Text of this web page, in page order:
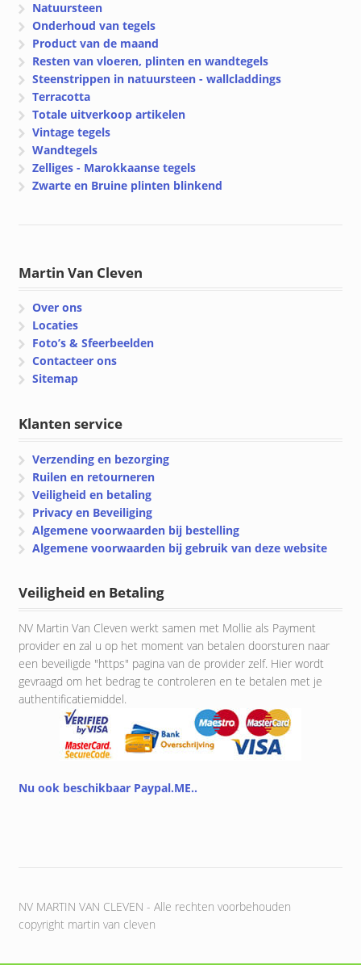
Natuursteen
Onderhoud van tegels
Product van de maand
Resten van vloeren, plinten en wandtegels
Steenstrippen in natuursteen - wallcladdings
Terracotta
Totale uitverkoop artikelen
Vintage tegels
Wandtegels
Zelliges - Marokkaanse tegels
Zwarte en Bruine plinten blinkend
Martin Van Cleven
Over ons
Locaties
Foto’s & Sfeerbeelden
Contacteer ons
Sitemap
Klanten service
Verzending en bezorging
Ruilen en retourneren
Veiligheid en betaling
Privacy en Beveiliging
Algemene voorwaarden bij bestelling
Algemene voorwaarden bij gebruik van deze website
Veiligheid en Betaling
NV Martin Van Cleven werkt samen met Mollie als Payment
provider en zal u op het moment van betalen doorsturen naar
een beveiligde "https" pagina van de provider zelf. Hier wordt
gevraagd om het bedrag te controleren en te betalen met je
authentificatiemiddel.
Nu ook beschikbaar Paypal.ME..
NV MARTIN VAN CLEVEN - Alle rechten voorbehouden
copyright martin van cleven